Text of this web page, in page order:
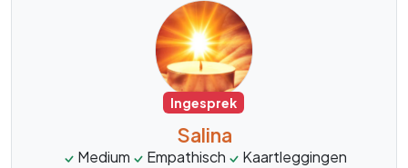
Ingesprek
Salina
Medium Empathisch
Kaartleggingen